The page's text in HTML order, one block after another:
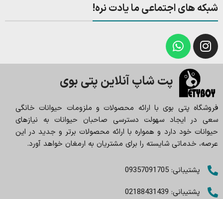
شبکه های اجتماعی ما یادت نره!
پت شاپ آنلاین پتی بوی
فروشگاه پتی بوی با ارائه محصولات و ملزومات حیوانات خانگی
سعی در ایجاد سهولت دسترسی صاحبان حیوانات به نیازهای
حیوانات خود دارد و همواره با ارائه محصولات برتر و جدید در این
عرصه، خدماتی شایسته را برای مشتریان به ارمغان خواهد آورد.
پشتیبانی: 09357091705
پشتیبانی: 02188431439